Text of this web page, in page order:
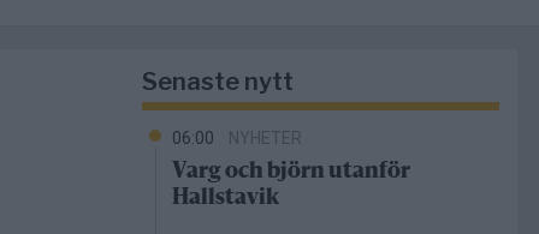
Senaste nytt
06:00 NYHETER
Varg och björn utanför
Hallstavik